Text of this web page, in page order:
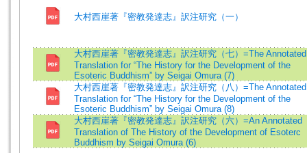
大村西崖著『密教発達志』訳注研究（一）
大村西崖著『密教発達志』訳注研究（七）=The Annotated
Translation for “The History for the Development of the
Esoteric Buddhism” by Seigai Omura (7)
大村西崖著『密教発達志』訳注研究（八）=The Annotated
Translation for “The History for the Development of the
Esoteric Buddhism” by Seigai Omura (8)
大村西崖著『密教発達志』訳注研究（六）=An Annotated
Translation of The History of the Development of Esoterc
Buddhism by Seigai Omura (6)